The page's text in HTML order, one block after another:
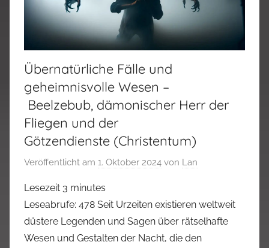
Übernatürliche Fälle und
geheimnisvolle Wesen –
Beelzebub, dämonischer Herr der
Fliegen und der
Götzendienste (Christentum)
Veröffentlicht am 1. Oktober 2024 von Lan
Lesezeit 3 minutes
Leseabrufe: 478 Seit Urzeiten existieren weltweit
düstere Legenden und Sagen über rätselhafte
Wesen und Gestalten der Nacht, die den